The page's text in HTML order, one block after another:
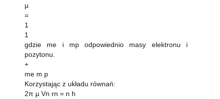
µ
=
1
1
gdzie me i mp odpowiednio masy elektronu i
pozytonu.
+
me m p
Korzystając z układu równań:
2π µ Vn rn = n h